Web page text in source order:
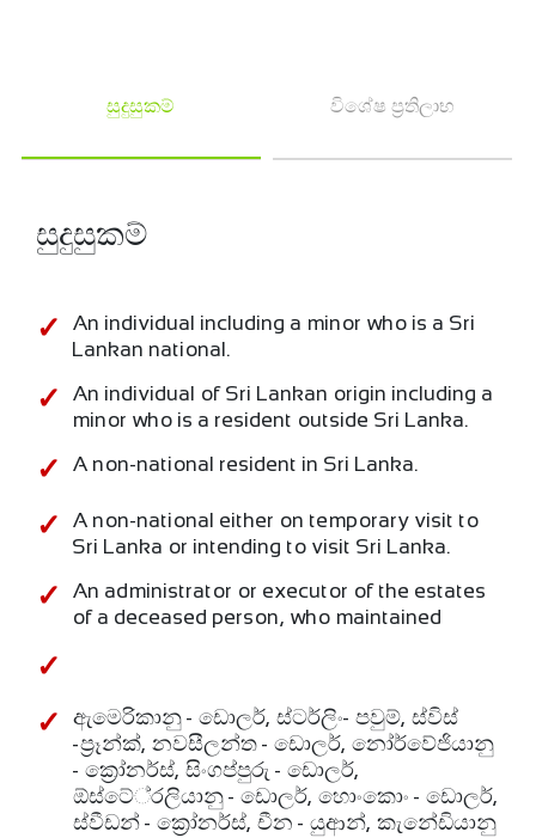
සුදුසුකම් විශේෂ ප්‍රතිලාභ
සුදුසුකම්
An individual including a minor who is a Sri
Lankan national.
An individual of Sri Lankan origin including a
minor who is a resident outside Sri Lanka.
A non-national resident in Sri Lanka.
A non-national either on temporary visit to
Sri Lanka or intending to visit Sri Lanka.
An administrator or executor of the estates
of a deceased person, who maintained
ඇමෙරිකානු - ඩොලර්, ස්ටර්ලිං- පවුම්, ස්විස්
-ප‍්‍රෑන්ක්, නවසීලන්ත - ඩොලර්, නෝර්වේජියානු
- ක්‍රෝනර්ස්, සිංගප්පුරු - ඩොලර්,
ඕස්ටේ‍්‍රලියානු - ඩොලර්, හොංකොං - ඩොලර්,
ස්වීඩන් - ක්‍රෝනර්ස්, චීන - යුආන්, කැනේඩියානු